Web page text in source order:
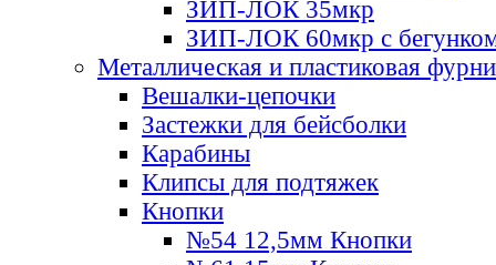
ЗИП-ЛОК 35мкр
ЗИП-ЛОК 60мкр с
Металлическая и пластиковая
Вешалки-цепочки
Застежки для бейсболки
Карабины
Клипсы для подтяжек
Кнопки
№54 12,5мм Кнопки